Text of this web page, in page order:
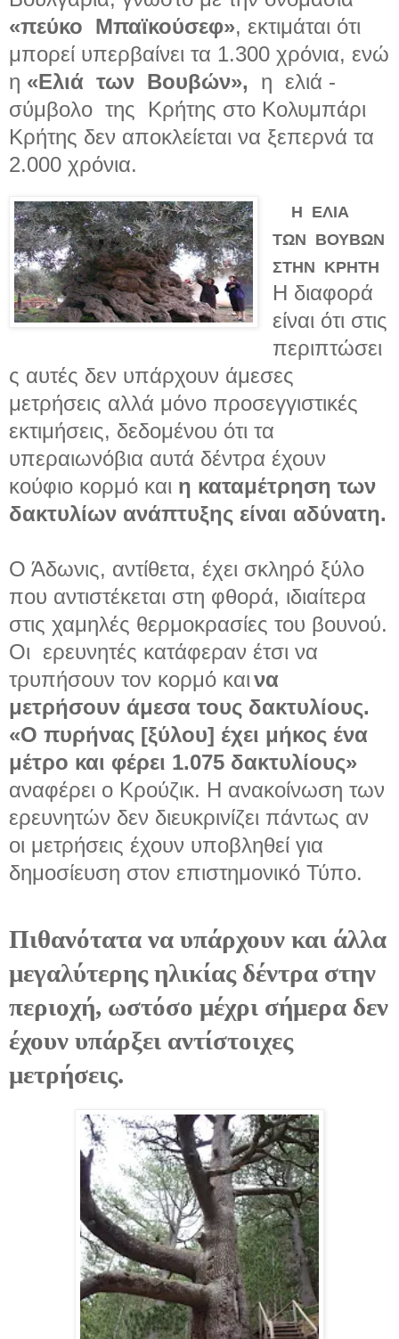
«πεύκο Μπαϊκούσεφ», εκτιμάται ότι
μπορεί υπερβαίνει τα 1.300 χρόνια, ενώ
η «Ελιά των Βουβών», η ελιά -
σύμβολο της
Κρήτης στο Κολυμπάρι
Κρήτης δεν αποκλείεται να ξεπερνά τα
2.000 χρόνια.
Η ΕΛΙΑ
ΤΩΝ ΒΟΥΒΩΝ
ΣΤΗΝ ΚΡΗΤΗ
Η διαφορά
είναι ότι στις
περιπτώσει
ς αυτές δεν υπάρχουν άμεσες
μετρήσεις αλλά μόνο προσεγγιστικές
εκτιμήσεις, δεδομένου ότι τα
υπεραιωνόβια αυτά δέντρα έχουν
κούφιο κορμό και η καταμέτρηση των
δακτυλίων ανάπτυξης είναι αδύνατη.
Ο Άδωνις, αντίθετα, έχει σκληρό ξύλο
που αντιστέκεται στη φθορά, ιδιαίτερα
στις χαμηλές θερμοκρασίες του βουνού.
Οι ερευνητές κατάφεραν έτσι να
τρυπήσουν τον κορμό καινα
μετρήσουν άμεσα τους δακτυλίους.
«Ο πυρήνας [ξύλου] έχει μήκος ένα
μέτρο και φέρει 1.075 δακτυλίους»
αναφέρει ο Κρούζικ. Η ανακοίνωση των
ερευνητών δεν διευκρινίζει πάντως αν
οι μετρήσεις έχουν υποβληθεί για
δημοσίευση στον επιστημονικό Τύπο.
Πιθανότατα να υπάρχουν και άλλα
μεγαλύτερης ηλικίας δέντρα στην
περιοχή, ωστόσο μέχρι σήμερα δεν
έχουν υπάρξει αντίστοιχες
μετρήσεις.